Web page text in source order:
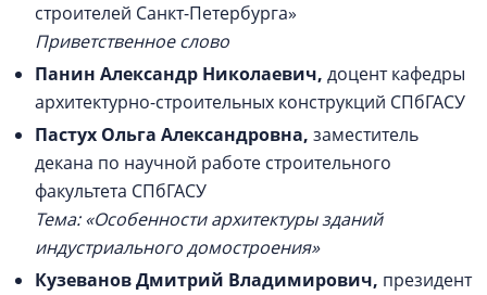
строителей Санкт-Петербурга»
Приветственное слово
Панин Александр Николаевич, доцент кафедры
архитектурно-строительных конструкций СПбГАСУ
Пастух Ольга Александровна, заместитель
декана по научной работе строительного
факультета СПбГАСУ
Тема: «Особенности архитектуры зданий
индустриального домостроения»
Кузеванов Дмитрий Владимирович, президент